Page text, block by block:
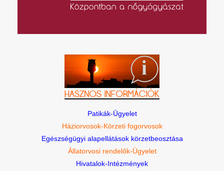
Patikák-Ügyelet
Háziorvosok-Körzeti fogorvosok
Egészségügyi alapellátások körzetbeosztása
Állatorvosi rendelők-Ügyelet
Hivatalok-Intézmények